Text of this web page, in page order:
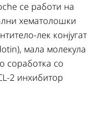
се работи на
хематолошки
лек конјугат
мала молекула
соработка со
2 инхибитор